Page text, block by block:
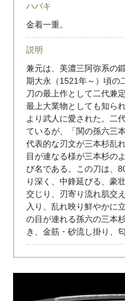
ハバキ
金着一重。
説明
兼元は、美濃三阿弥系の
期大永（1521年～）頃の
刀の最上作として二代兼
最上大業物としても知ら
より武人に愛された。二
ているが、「関の孫六三
代表的な刃文が三本杉乱
目が連なる様が三本杉の
び名である。この刀は、
り深く、中鋒延びる、豪
交じり、刃寄り流れ肌交
入り、乱れ映り鮮やかに
の目が連れる孫六の三本
き、金筋・砂流し掛り、